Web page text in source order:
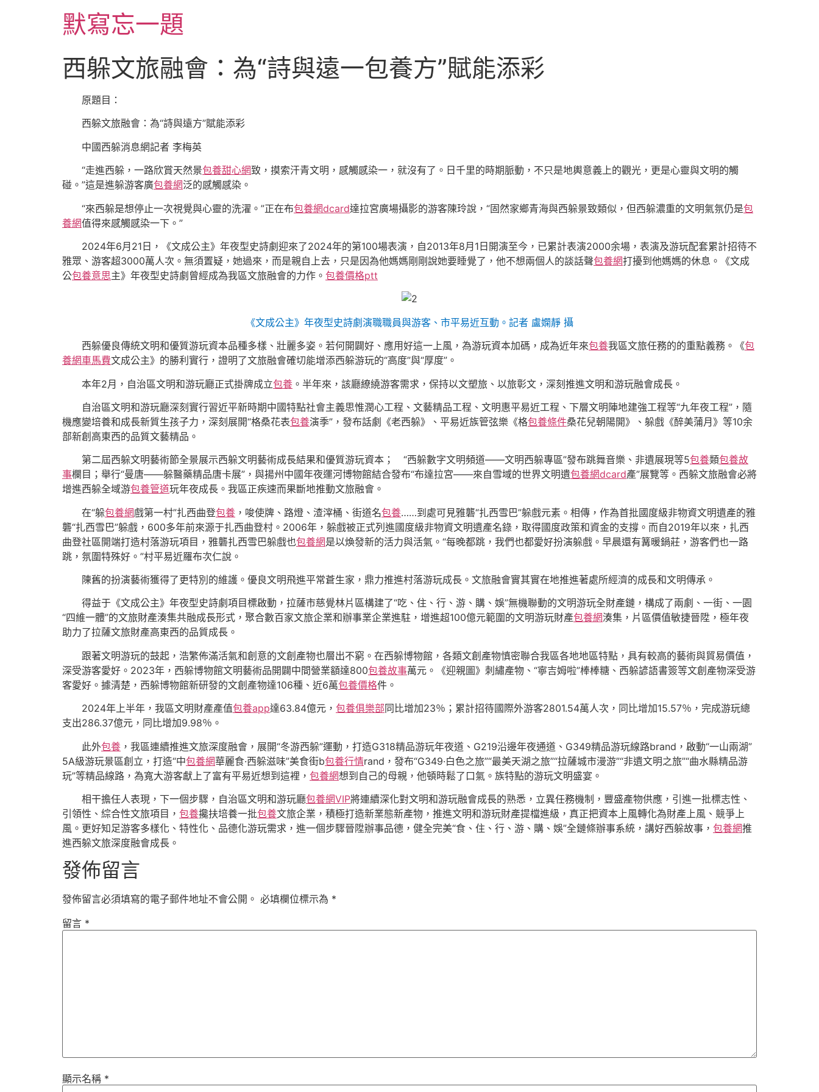
默寫忘一題
西躲文旅融會：為“詩與遠一包養方”賦能添彩
原題目：
西躲文旅融會：為“詩與遠方”賦能添彩
中國西躲消息網記者 李梅英
“走進西躲，一路欣賞天然景包養甜心網致，摸索汗青文明，感觸感染一，就沒有了。日千里的時期脈動，不只是地輿意義上的觀光，更是心靈與文明的觸
碰。”這是進躲游客廣包養網泛的感觸感染。
“來西躲是想停止一次視覺與心靈的洗濯。”正在布包養網dcard達拉宮廣場攝影的游客陳玲說，“固然家鄉青海與西躲景致類似，但西躲濃重的文明氣氛仍是包
養網值得來感觸感染一下。”
2024年6月21日，《文成公主》年夜型史詩劇迎來了2024年的第100場表演，自2013年8月1日開演至今，已累計表演2000余場，表演及游玩配套累計招待不
雅眾、游客超3000萬人次。無須置疑，她過來，而是親自上去，只是因為他媽媽剛剛說她要睡覺了，他不想兩個人的談話聲包養網打擾到他媽媽的休息。《文成
公包養意思主》年夜型史詩劇曾經成為我區文旅融會的力作。 包養價格ptt
《文成公主》年夜型史詩劇演職職員與游客、市平易近互動。記者 盧嫻靜 攝
西躲優良傳統文明和優質游玩資本品種多樣、壯麗多姿。若何開闢好、應用好這一上風，為游玩資本加碼，成為近年來包養我區文旅任務的的重點義務。《包
養網車馬費文成公主》的勝利實行，證明了文旅融會確切能增添西躲游玩的“高度”與“厚度”。
本年2月，自治區文明和游玩廳正式掛牌成立包養 。半年來，該廳繚繞游客需求，保持以文塑旅、以旅彰文，深刻推進文明和游玩融會成長。
自治區文明和游玩廳深刻實行習近平新時期中國特點社會主義思惟潤心工程、文藝精品工程、文明惠平易近工程、下層文明陣地建強工程等“九年夜工程”，隨
機應變培養和成長新質生孩子力，深刻展開“格桑花表包養演季”，發布話劇《老西躲》、平易近族管弦樂《格包養條件桑花兒朝陽開》、躲戲《醉美蒲月》等10余
部新創高東西的品質文藝精品。
第二屆西躲文明藝術節全景展示西躲文明藝術成長結果和優質游玩資本； “西躲數字文明頻道——文明西躲專區”發布跳舞音樂、非遺展現等5包養類包養故
事欄目；舉行“曼唐——躲醫藥精品唐卡展”，與揚州中國年夜運河博物館結合發布“布達拉宮——來自雪域的世界文明遺包養網dcard產”展覽等。西躲文旅融會必將
增進西躲全域游包養管道玩年夜成長。我區正疾速而果斷地推動文旅融會。
在“躲包養網戲第一村”扎西曲登包養 ，唆使牌、路燈、渣滓桶、街道名包養……到處可見雅礱“扎西雪巴”躲戲元素。相傳，作為首批國度級非物資文明遺產的雅
礱“扎西雪巴”躲戲，600多年前來源于扎西曲登村。2006年，躲戲被正式列進國度級非物資文明遺產名錄，取得國度政策和資金的支撐。而自2019年以來，扎西
曲登社區開端打造村落游玩項目，雅礱扎西雪巴躲戲也包養網是以煥發新的活力與活氣。“每晚都跳，我們也都愛好扮演躲戲。早晨還有篝暖鍋莊，游客們也一路
跳，氛圍特殊好。”村平易近羅布次仁說。
陳舊的扮演藝術獲得了更特別的維護。優良文明飛進平常蒼生家，鼎力推進村落游玩成長。文旅融會實其實在地推進著處所經濟的成長和文明傳承。
得益于《文成公主》年夜型史詩劇項目標啟動，拉薩市慈覺林片區構建了“吃、住、行、游、購、娛”無機聯動的文明游玩全財產鏈，構成了兩劇、一街、一園
“四維一體”的文旅財產湊集共融成長形式，聚合數百家文旅企業和辦事業企業進駐，增進超100億元範圍的文明游玩財產包養網湊集，片區價值敏捷晉陞，極年夜
助力了拉薩文旅財產高東西的品質成長。
跟著文明游玩的鼓起，浩繁佈滿活氣和創意的文創產物也層出不窮。在西躲博物館，各類文創產物慎密聯合我區各地地區特點，具有較高的藝術與貿易價值，
深受游客愛好。2023年，西躲博物館文明藝術品開闢中間營業額達800包養故事萬元。《迎親圖》刺繡產物、“寧吉姆啦”棒棒糖、西躲諺語書簽等文創產物深受游
客愛好。據清楚，西躲博物館新研發的文創產物達106種、近6萬包養價格件。
2024年上半年，我區文明財產產值包養app達63.84億元， 包養俱樂部同比增加23％；累計招待國際外游客2801.54萬人次，同比增加15.57％，完成游玩總
支出286.37億元，同比增加9.98％。
此外包養 ，我區連續推進文旅深度融會，展開“冬游西躲”運動，打造G318精品游玩年夜道、G219沿邊年夜通道、G349精品游玩線路brand，啟動“一山兩湖”
5A級游玩景區創立，打造“中包養網華麗食·西躲滋味”美食街b包養行情rand，發布“G349·白色之旅”“最美天湖之旅”“拉薩城市漫游”“非遺文明之旅”“曲水縣精品游
玩”等精品線路，為寬大游客獻上了富有平易近想到這裡， 包養網想到自己的母親，他頓時鬆了口氣。族特點的游玩文明盛宴。
相干擔任人表現，下一個步驟，自治區文明和游玩廳包養網VIP將連續深化對文明和游玩融會成長的熟悉，立異任務機制，豐盛產物供應，引進一批標志性、
引領性、綜合性文旅項目， 包養攙扶培養一批包養文旅企業，積極打造新業態新產物，推進文明和游玩財產提檔進級，真正把資本上風轉化為財產上風、競爭上
風。更好知足游客多樣化、特性化、品德化游玩需求，進一個步驟晉陞辦事品德，健全完美“食、住、行、游、購、娛”全鏈條辦事系統，講好西躲故事， 包養網推
進西躲文旅深度融會成長。
發佈留言
發佈留言必須填寫的電子郵件地址不會公開。 必填欄位標示為 *
留言 *
顯示名稱 *